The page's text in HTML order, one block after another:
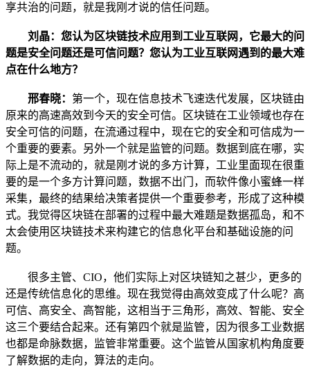
享共治的问题，就是我刚才说的信任问题。
刘晶：您认为区块链技术应用到工业互联网，它最大的问
题是安全问题还是可信问题？您认为工业互联网遇到的最大难
点在什么地方？
邢春晓： 第一个，现在信息技术飞速迭代发展，区块链由
原来的高速高效到今天的安全可信。区块链在工业领域也存在
安全可信的问题，在流通过程中，现在它的安全和可信成为一
个重要的要素。另外一个就是监管的问题。数据到底在哪，实
际上是不流动的，就是刚才说的多方计算，工业里面现在很重
要的是一个多方计算问题，数据不出门，而软件像小蜜蜂一样
采集，最终的结果给决策者提供一个重要参考，形成了这种模
式。我觉得区块链在部署的过程中最大难题是数据孤岛，和不
太会使用区块链技术来构建它的信息化平台和基础设施的问
题。
很多主管、CIO，他们实际上对区块链知之甚少，更多的
还是传统信息化的思维。现在我觉得由高效变成了什么呢？高
可信、高安全、高智能，这相当于三角形，高效、智能、安全
这三个要结合起来。还有第四个就是监管，因为很多工业数据
也都是命脉数据，监管非常重要。这个监管从国家机构角度要
了解数据的走向，算法的走向。